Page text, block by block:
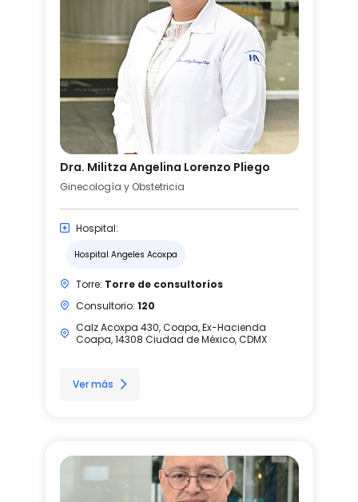
Dra. Militza Angelina Lorenzo Pliego
Ginecología y Obstetricia
Hospital:
Hospital Angeles Acoxpa
Torre: Torre de consultorios
Consultorio: 120
Calz Acoxpa 430, Coapa, Ex-Hacienda
Coapa, 14308 Ciudad de México, CDMX
Ver más